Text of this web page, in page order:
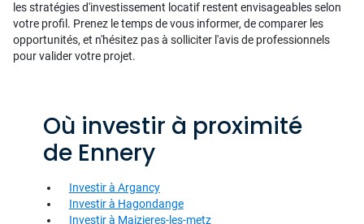
les stratégies d'investissement locatif restent envisageables selon
votre profil. Prenez le temps de vous informer, de comparer les
opportunités, et n'hésitez pas à solliciter l'avis de professionnels
pour valider votre projet.
Où investir à proximité
de Ennery
Investir à Argancy
Investir à Hagondange
Investir à Maizieres-les-metz